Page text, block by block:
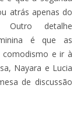
atrás apenas do
Outro detalhe
é que as
comodismo e ir à
Nayara e Lucia
de discussão